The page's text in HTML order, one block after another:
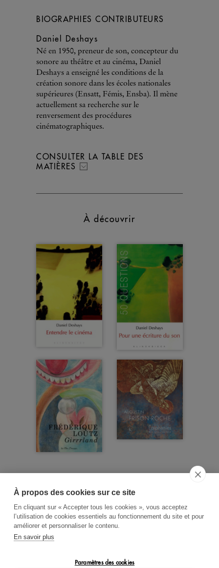
À propos des cookies sur ce site
En cliquant sur « Accepter tous les cookies », vous acceptez
l’utilisation de cookies essentiels au fonctionnement du site et pour
améliorer et personnaliser le contenu.
En savoir plus
Paramètres des cookies
BIOGRAPHIES CONTRIBUTEURS
Daniel Deshays
Né en 1950, preneur de son, concepteur du
sonore au théâtre et au cinéma, Daniel
Deshays a enseigné les conditions de la
création sonore dans les écoles nationales
supérieures (Ensatt, Fémis, Ensba). Il mène
actuellement sa recherche sur le
renversement des procédures
cinématographiques.
CONSULTER LA TABLE DES
MATIÈRES
À découvrir
RECHERCHE THÉMATIQUE
RIGHTS & PERMISSIONS